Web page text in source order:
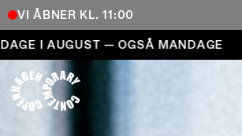
VI ÅBNER KL. 11:00
Åbent alle dage i august — også
I AUGUST — OGSÅ MANDAGE